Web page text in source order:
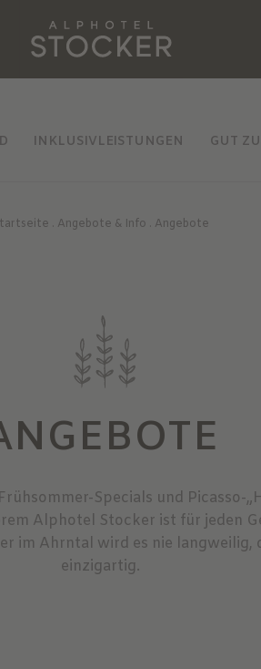
INKLUSIVLEISTUNGEN GUT
. Angebote & Info . Angebote
Specials und Picasso-
Alphotel Stocker ist für jeden
im Ahrntal wird es nie langweilig,
einzigartig.